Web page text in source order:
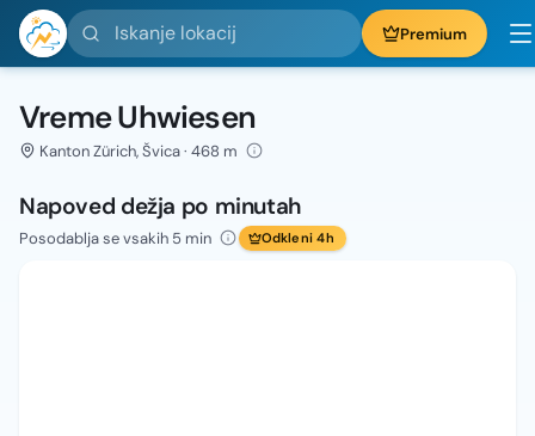
Iskanje lokacij Premium
Vreme Uhwiesen
Kanton Zürich, Švica · 468 m
Napoved dežja po minutah
Posodablja se vsakih 5 min Odkleni 4h